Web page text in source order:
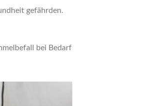
gefährden.
bei Bedarf